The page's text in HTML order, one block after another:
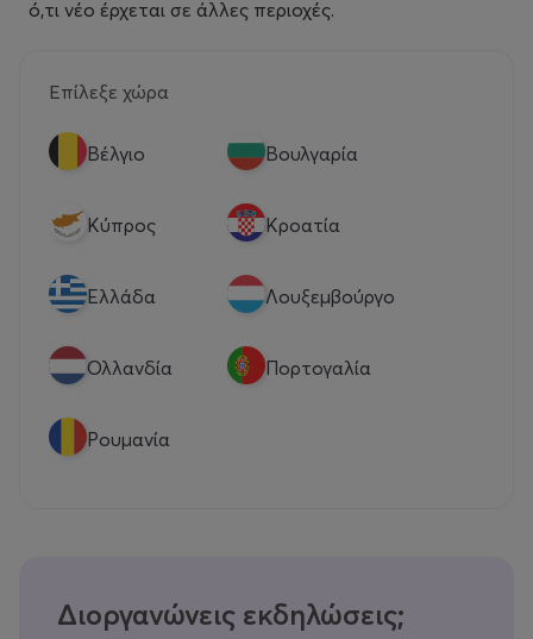
ό,τι νέο έρχεται σε άλλες περιοχές.
Επίλεξε χώρα
Βέλγιο Βουλγαρία
Κύπρος Κροατία
Eλλάδα Λουξεμβούργο
Ολλανδία Πορτογαλία
Ρουμανία
Διοργανώνεις εκδηλώσεις;